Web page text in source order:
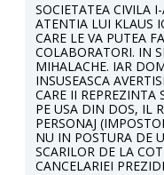
SOCIETATEA CIVILA
ATENTIA LUI KLAUS
CARE LE VA PUTEA
COLABORATORI. IN
MIHALACHE. IAR
INSUSEASCA
CARE II REPREZINTA
PE USA DIN DOS, IL
PERSONAJ
NU IN POSTURA DE
SCARILOR DE LA
CANCELARIEI